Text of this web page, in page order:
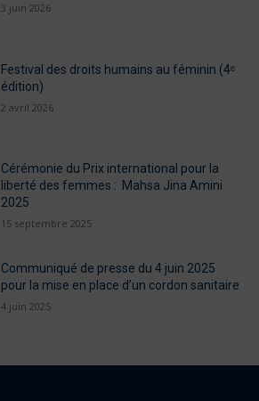
3 juin 2026
Festival des droits humains au féminin (4ᵉ
édition)
2 avril 2026
Cérémonie du Prix international pour la
liberté des femmes : Mahsa Jina Amini
2025
15 septembre 2025
Communiqué de presse du 4 juin 2025
pour la mise en place d’un cordon sanitaire
4 juin 2025